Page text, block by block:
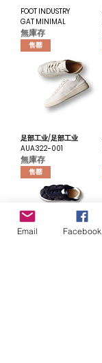
FOOT INDUSTRY
GAT MINIMAL
無庫存
售罄
足部工业/足部工业
AUA322-001
無庫存
售罄
Email Facebook